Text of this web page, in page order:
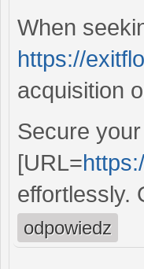
When
https://
acquisition
Secure your
[URL=
effortlessly.
odpowiedz